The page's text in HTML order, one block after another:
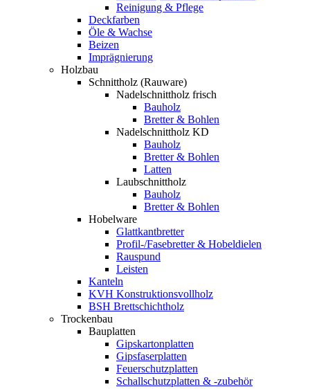
Reinigung & Pflege
Deckfarben
Öle & Wachse
Beizen
Imprägnierung
Holzbau
Schnittholz (Rauware)
Nadelschnittholz frisch
Bauholz
Bretter & Bohlen
Nadelschnittholz KD
Bauholz
Bretter & Bohlen
Latten
Laubschnittholz
Bauholz
Bretter & Bohlen
Hobelware
Glattkantbretter
Profil-/Fasebretter & Hobeldielen
Rauspund
Leisten
Kanteln
KVH Konstruktionsvollholz
BSH Brettschichtholz
Trockenbau
Bauplatten
Gipskartonplatten
Gipsfaserplatten
Feuerschutzplatten
Schallschutzplatten & -zubehör